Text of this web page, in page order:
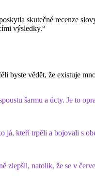
skutečné recenze
výsledky.“
byste vědět, že existuje
šarmu a úcty. Je to
já, kteří trpěli a bojovali s
zlepšil, natolik, že se v